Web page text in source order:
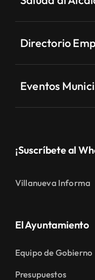
Directorio
Eventos
¡Suscríbete al
Villanueva Informa
El Ayuntamiento
Equipo de Gobierno
Presupuestos